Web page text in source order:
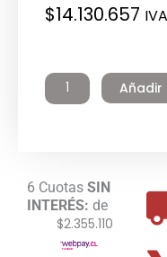
$14.130.657
Ares
Tec
Quemador
Gas
Licuado
cantidad
6 Cuotas SIN
INTERÉS: de
$2.355.110